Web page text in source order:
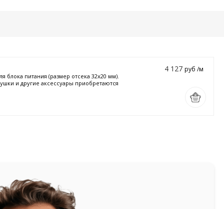
питания (размер отсека 32х20 мм).
и другие аксессуары приобретаются
4 127 руб /м